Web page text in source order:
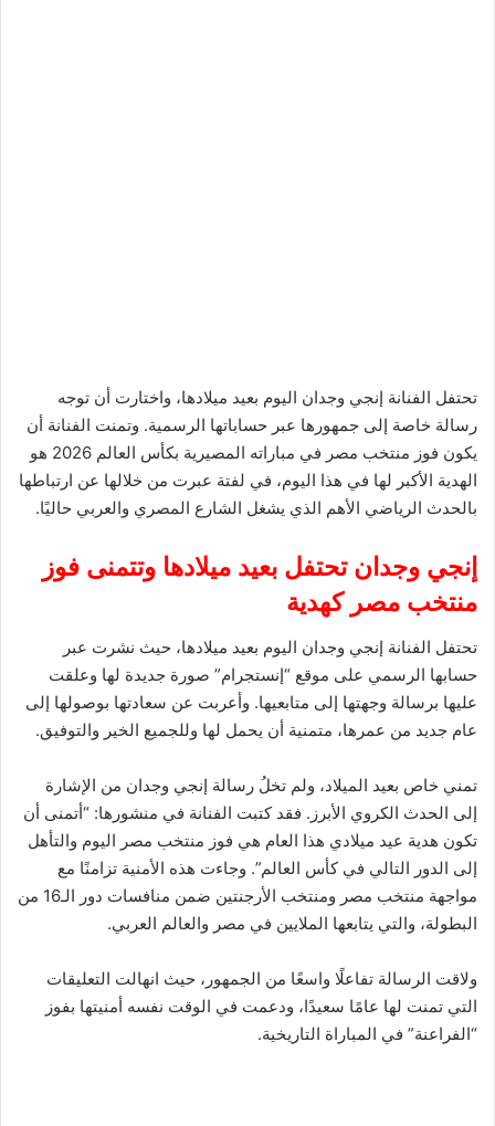
تحتفل الفنانة إنجي وجدان اليوم بعيد ميلادها، واختارت أن توجه
رسالة خاصة إلى جمهورها عبر حساباتها الرسمية. وتمنت الفنانة أن
يكون فوز منتخب مصر في مباراته المصيرية بكأس العالم 2026 هو
الهدية الأكبر لها في هذا اليوم، في لفتة عبرت من خلالها عن ارتباطها
بالحدث الرياضي الأهم الذي يشغل الشارع المصري والعربي حاليًا.
إنجي وجدان تحتفل بعيد ميلادها وتتمنى فوز
منتخب مصر كهدية
تحتفل الفنانة إنجي وجدان اليوم بعيد ميلادها، حيث نشرت عبر
حسابها الرسمي على موقع “إنستجرام” صورة جديدة لها وعلقت
عليها برسالة وجهتها إلى متابعيها. وأعربت عن سعادتها بوصولها إلى
عام جديد من عمرها، متمنية أن يحمل لها وللجميع الخير والتوفيق.
تمني خاص بعيد الميلاد، ولم تخلُ رسالة إنجي وجدان من الإشارة
إلى الحدث الكروي الأبرز. فقد كتبت الفنانة في منشورها: “أتمنى أن
تكون هدية عيد ميلادي هذا العام هي فوز منتخب مصر اليوم والتأهل
إلى الدور التالي في كأس العالم”. وجاءت هذه الأمنية تزامنًا مع
مواجهة منتخب مصر ومنتخب الأرجنتين ضمن منافسات دور الـ16 من
البطولة، والتي يتابعها الملايين في مصر والعالم العربي.
ولاقت الرسالة تفاعلًا واسعًا من الجمهور، حيث انهالت التعليقات
التي تمنت لها عامًا سعيدًا، ودعمت في الوقت نفسه أمنيتها بفوز
“الفراعنة” في المباراة التاريخية.